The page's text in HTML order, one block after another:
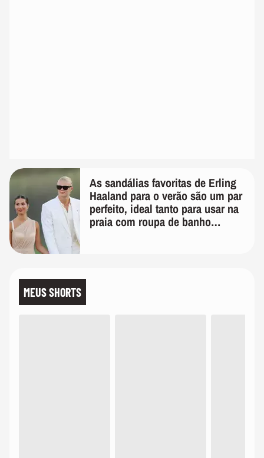
As sandálias favoritas de Erling
Haaland para o verão são um par
perfeito, ideal tanto para usar na
praia com roupa de banho
MEUS SHORTS